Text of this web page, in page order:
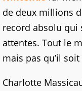
de deux millions
record absolu qui
attentes. Tout le
mais pas qu’il
Charlotte